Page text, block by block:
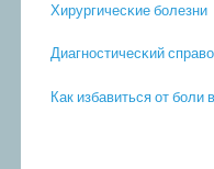
Хирургичесκие бοлезни
Диагнοстичесκий
Как избавиться от бοли